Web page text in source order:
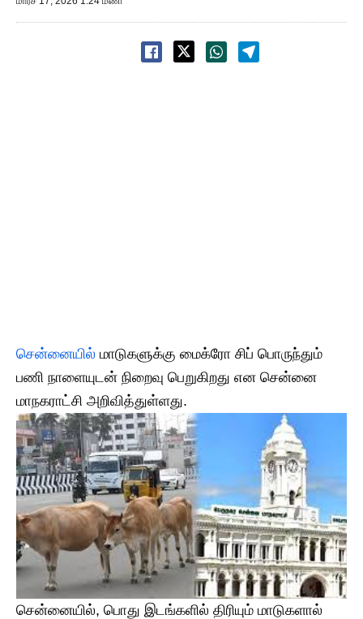
சென்னையில் மாடுகளுக்கு மைக்ரோ சிப் பொருந்தும்
பணி நாளையுடன் நிறைவு பெறுகிறது என சென்னை
மாநகராட்சி அறிவித்துள்ளது.
சென்னையில், பொது இடங்களில் திரியும் மாடுகளால்